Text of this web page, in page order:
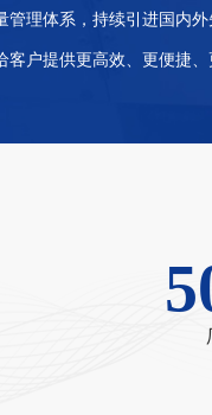
管理体系，持续引进国内
客户提供更高效、更便捷